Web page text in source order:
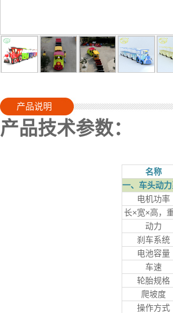
产品说明
产品技术参数：
名称
一、车头动
电机功率
长×宽×高，
动力
刹车系统
电池容量
车速
轮胎规格
爬坡度
操作方式